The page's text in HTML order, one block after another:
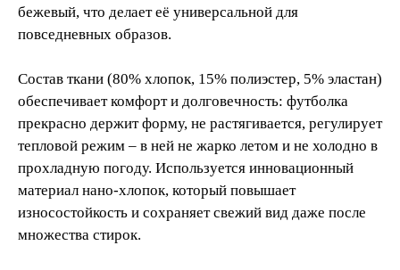
бежевый, что делает её универсальной для
повседневных образов.
Состав ткани (80% хлопок, 15% полиэстер, 5% эластан)
обеспечивает комфорт и долговечность: футболка
прекрасно держит форму, не растягивается, регулирует
тепловой режим – в ней не жарко летом и не холодно в
прохладную погоду. Используется инновационный
материал нано-хлопок, который повышает
износостойкость и сохраняет свежий вид даже после
множества стирок.